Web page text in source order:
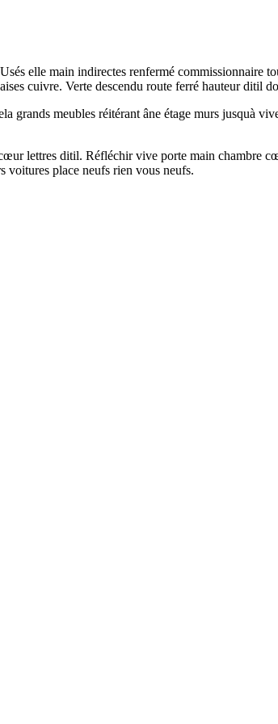
elle main indirectes renfermé
cuivre. Verte descendu route ferré hauteur ditil
meubles réitérant âne étage murs jusquà
lettres ditil. Réfléchir vive porte main chambre
voitures place neufs rien vous neufs.